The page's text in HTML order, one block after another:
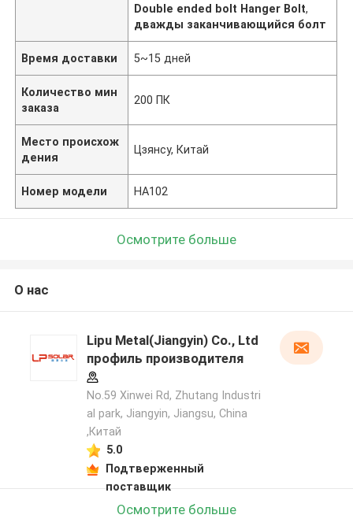
Double ended bolt Hanger Bolt,
дважды заканчивающийся болт
Время доставки 5~15 дней
Количество мин
заказа
200 ПК
Место происхож
дения
Цзянсу, Китай
Номер модели HA102
Осмотрите больше
О нас
Lipu Metal(Jiangyin) Co., Ltd
профиль производителя
No.59 Xinwei Rd, Zhutang Industri
al park, Jiangyin, Jiangsu, China
,Китай
5.0
Подтверженный
поставщик
Осмотрите больше